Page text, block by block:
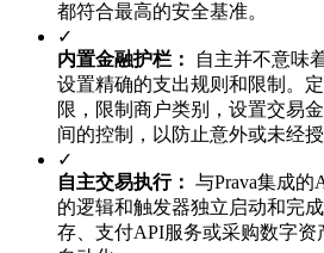
都符合最高的安全基准。
✓
内置金融护栏：
自主并不意味
设置精确的支出规则和限制。
限，限制商户类别，设置交易
间的控制，以防止意外或未经授
✓
自主交易执行： 与Prava集成
的逻辑和触发器独立启动和完
存、支付API服务或采购数字资